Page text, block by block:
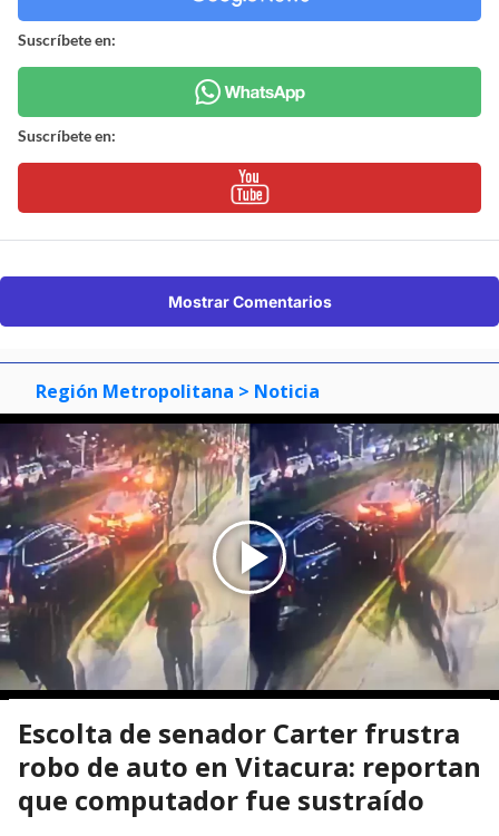
Suscríbete en:
Suscríbete en:
Mostrar Comentarios
Región Metropolitana > Noticia
Escolta de senador Carter frustra
robo de auto en Vitacura: reportan
que computador fue sustraído